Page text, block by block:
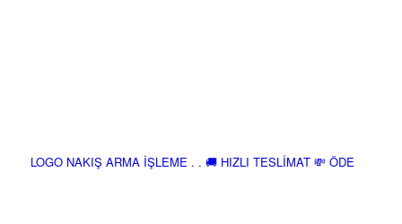
LOGO NAKIŞ ARMA İŞLEME . . 🚚 HIZLI TESLİMAT 💸 ÖDE